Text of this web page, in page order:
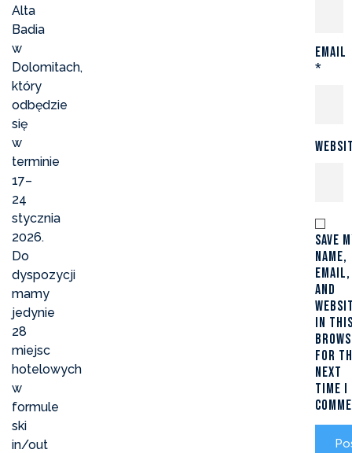
Alta
Badia
w
Dolomitach,
który
odbędzie
się
w
terminie
17–
24
stycznia
2026.
Do
dyspozycji
mamy
jedynie
28
miejsc
hotelowych
w
formule
ski
in/out
Email
*
Save
name,
email,
and
in
for
next
time I